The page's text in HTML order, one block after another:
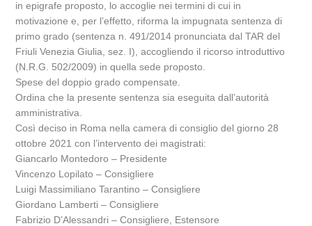
in epigrafe proposto, lo accoglie nei termini di cui in
motivazione e, per l’effetto, riforma la impugnata sentenza di
primo grado (sentenza n. 491/2014 pronunciata dal TAR del
Friuli Venezia Giulia, sez. I), accogliendo il ricorso introduttivo
(N.R.G. 502/2009) in quella sede proposto.
Spese del doppio grado compensate.
Ordina che la presente sentenza sia eseguita dall’autorità
amministrativa.
Così deciso in Roma nella camera di consiglio del giorno 28
ottobre 2021 con l’intervento dei magistrati:
Giancarlo Montedoro – Presidente
Vincenzo Lopilato – Consigliere
Luigi Massimiliano Tarantino – Consigliere
Giordano Lamberti – Consigliere
Fabrizio D’Alessandri – Consigliere, Estensore